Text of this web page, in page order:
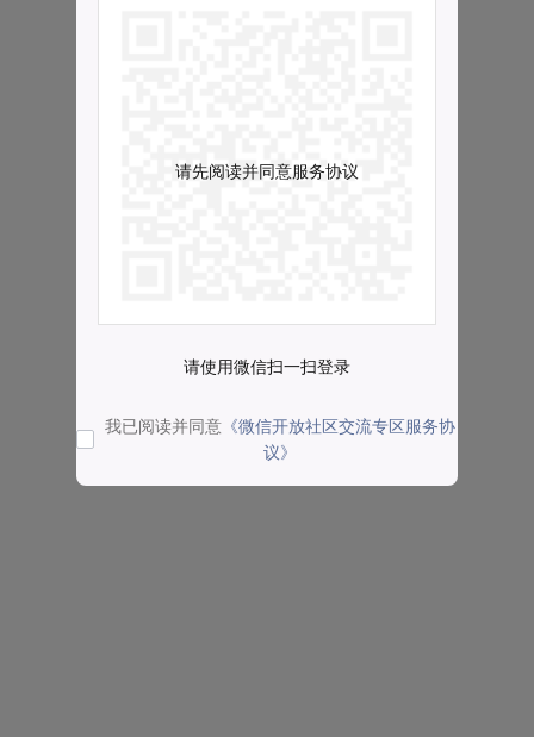
请先阅读并同意服务协议
请使用微信扫一扫登录
我已阅读并同意 《微信开放社区交流专区服务协
议》